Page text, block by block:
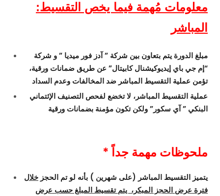
:معلومات مُهمة فيما يخص التقسيط
المباشر
مبلغ الدورة يتم بتعاون بين شركة ” آدز فور ميديا ” و شركة
“إم جي باي إيديوكيشنال كابيتال” عن طريق ضمانات ورقية،
تؤمن عملية التقسيط المباشر ضد المخالفات وعدم السداد
عملية التقسيط المباشر، لا تخضع لفحص التصنيف الإئتماني
البنكي ” آي سكور” ولكن تكون مؤمنة بضمانات ورقية
* ملحوظات مهمة جداً
يتميز التقسيط المباشر (على شهرين ) بأنه لو تم الحجز خلال
فترة عرض الحجز المبكر، يتم تقسيط المبلغ حسب عرض